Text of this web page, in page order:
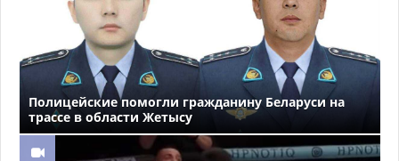
Полицейские помогли гражданину Беларуси на
трассе в области Жетысу